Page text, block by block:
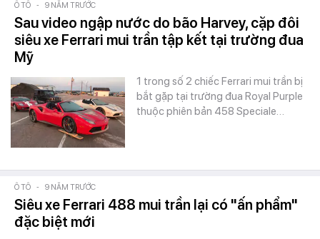
Ô TÔ - 9 NĂM TRƯỚC
Sau video ngập nước do bão Harvey, cặp đôi
siêu xe Ferrari mui trần tập kết tại trường đua
Mỹ
1 trong số 2 chiếc Ferrari mui trần bị
bắt gặp tại trường đua Royal Purple
thuộc phiên bản 458 Speciale…
Ô TÔ - 9 NĂM TRƯỚC
Siêu xe Ferrari 488 mui trần lại có "ấn phẩm"
đặc biệt mới